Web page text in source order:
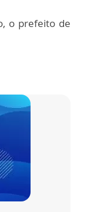
o prefeito de